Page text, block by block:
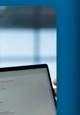
el modelo,
control de